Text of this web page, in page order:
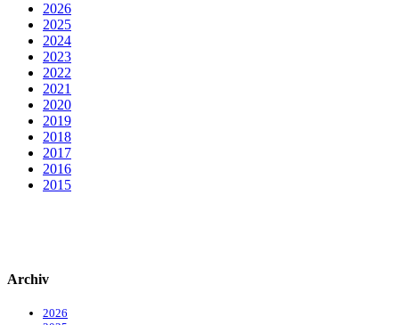
2026
2025
2024
2023
2022
2021
2020
2019
2018
2017
2016
2015
Archiv
2026